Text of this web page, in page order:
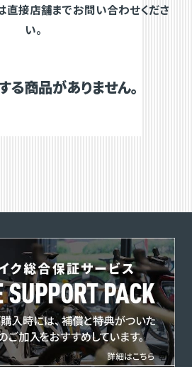
直接店舗までお問い合わせくださ
い。
る商品がありません。